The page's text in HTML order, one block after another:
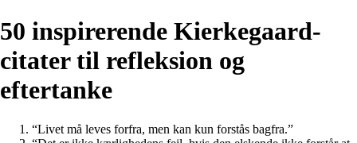
50 inspirerende Kierkegaard-
citater til refleksion og
eftertanke
“Livet må leves forfra, men kan kun forstås bagfra.”